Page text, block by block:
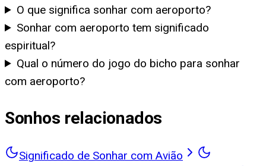
O que significa sonhar com aeroporto?
Sonhar com aeroporto tem significado
espiritual?
Qual o número do jogo do bicho para sonhar
com aeroporto?
Sonhos relacionados
Significado de Sonhar com Avião